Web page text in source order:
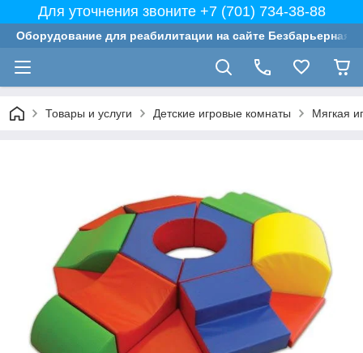
Для уточнения звоните +7 (701) 734-38-88
Оборудование для реабилитации на сайте Безбарьерная
Товары и услуги Детские игровые комнаты Мягкая